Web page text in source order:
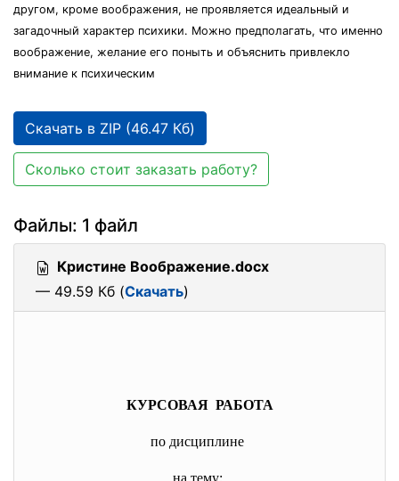
другом, кроме воображения, не проявляется идеальный и
загадочный характер психики. Можно предполагать, что именно
воображение, желание его поныть и объяснить привлекло
внимание к психическим
Скачать в ZIP (46.47 Кб)
Сколько стоит заказать работу?
Файлы: 1 файл
Кристине Воображение.docx
— 49.59 Кб (Скачать)
КУРСОВАЯ РАБОТА
по дисциплине
на тему: